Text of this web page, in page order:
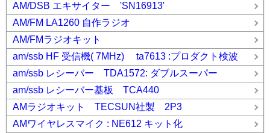
AM/DSB エキサイター 'SN16913'
AM/FM LA1260 自作ラジオ
AM/FMラジオキット
am/ssb HF 受信機( 7MHz) ta7613 :プロダクト検波
am/ssb レシーバー TDA1572: ダブルスーパー
am/ssb レシーバー基板 TCA440
AMラジオキット TECSUN社製 2P3
AMワイヤレスマイク : NE612 キット化